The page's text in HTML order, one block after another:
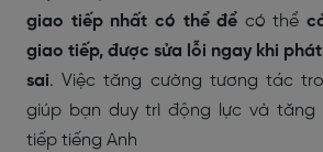
giao tiếp nhất có thể để có thể
giao tiếp, được sửa lỗi ngay khi
sai. Việc tăng cường tương tác
giúp bạn duy trì động lực và tăng
tiếp tiếng Anh